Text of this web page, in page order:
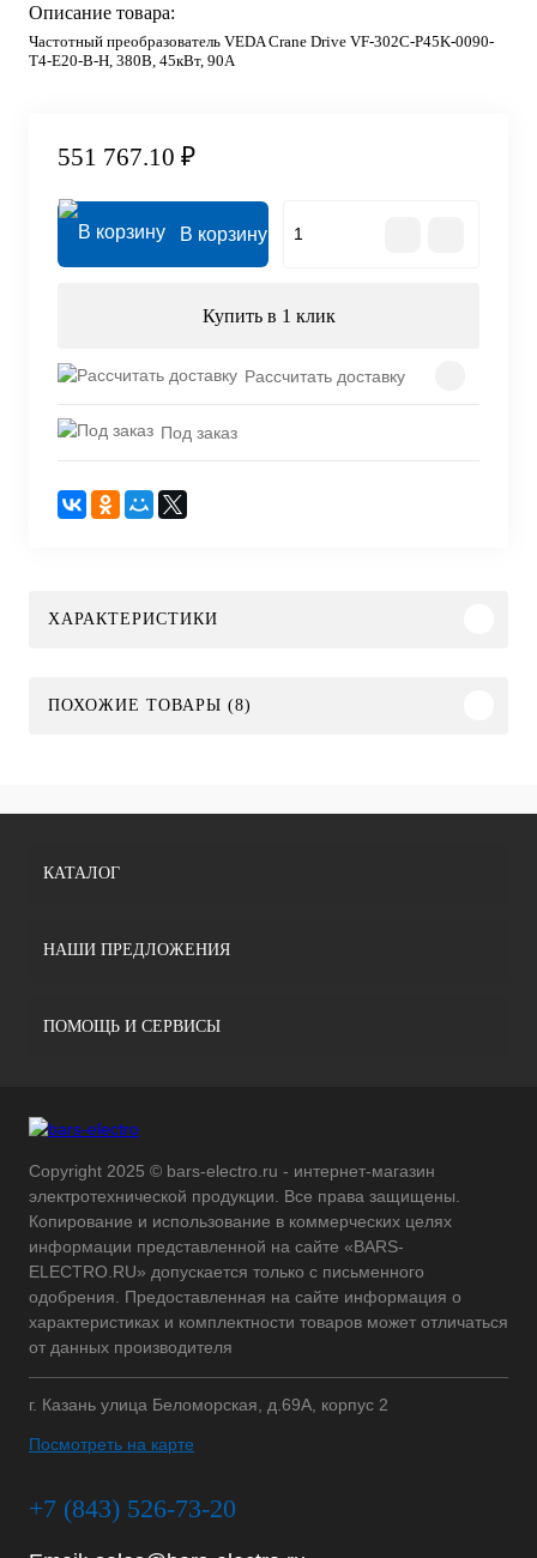
Описание товара:
Частотный преобразователь VEDA Crane Drive VF-302C-P45K-0090-
T4-E20-B-H, 380В, 45кВт, 90А
551 767.10 ₽
В корзину
Купить в 1 клик
Рассчитать доставку
Под заказ
ХАРАКТЕРИСТИКИ
ПОХОЖИЕ ТОВАРЫ (8)
КАТАЛОГ
НАШИ ПРЕДЛОЖЕНИЯ
ПОМОЩЬ И СЕРВИСЫ
Copyright 2025 © bars-electro.ru - интернет-магазин
электротехнической продукции. Все права защищены.
Копирование и использование в коммерческих целях
информации представленной на сайте «BARS-
ELECTRO.RU» допускается только с письменного
одобрения. Предоставленная на сайте информация о
характеристиках и комплектности товаров может отличаться
от данных производителя
г. Казань улица Беломорская, д.69А, корпус 2
Посмотреть на карте
+7 (843) 526-73-20